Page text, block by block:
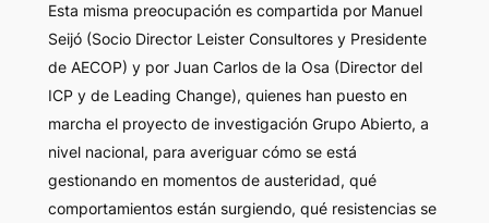
Esta misma preocupación es compartida por Manuel
Seijó (Socio Director Leister Consultores y Presidente
de AECOP) y por Juan Carlos de la Osa (Director del
ICP y de Leading Change), quienes han puesto en
marcha el proyecto de investigación Grupo Abierto, a
nivel nacional, para averiguar cómo se está
gestionando en momentos de austeridad, qué
comportamientos están surgiendo, qué resistencias se